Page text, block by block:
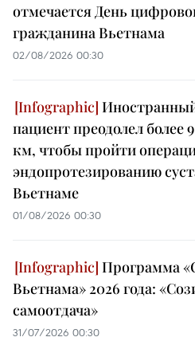
отмечается День
гражданина Вьетнама
02/08/2026 00:30
пациент преодолел более
км, чтобы пройти
эндопротезированию
Вьетнаме
01/08/2026 00:30
Программа
Вьетнама» 2026 года:
самоотдача»
31/07/2026 00:30